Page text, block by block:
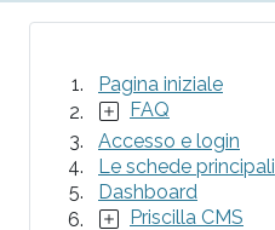
Pagina iniziale
FAQ
Accesso e login
Le schede principali
Dashboard
Priscilla CMS